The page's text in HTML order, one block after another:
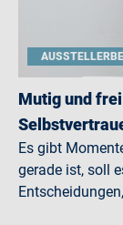
Mutig und
Es gibt
gerade ist, soll